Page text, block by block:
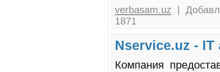
verbasam.uz |
1871
Nservice.uz - IT
Компания